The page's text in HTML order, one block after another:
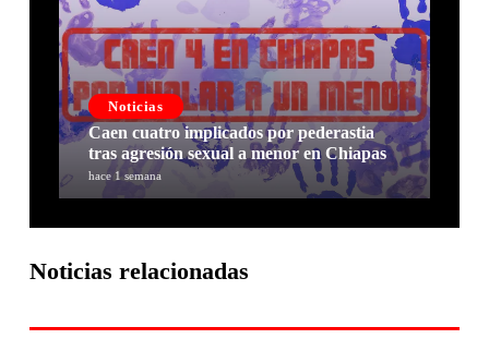
Noticias
Caen cuatro implicados por pederastia
tras agresión sexual a menor en Chiapas
hace 1 semana
Noticias relacionadas